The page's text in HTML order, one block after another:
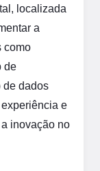
localizada
a
como
de
de dados
e
inovação no